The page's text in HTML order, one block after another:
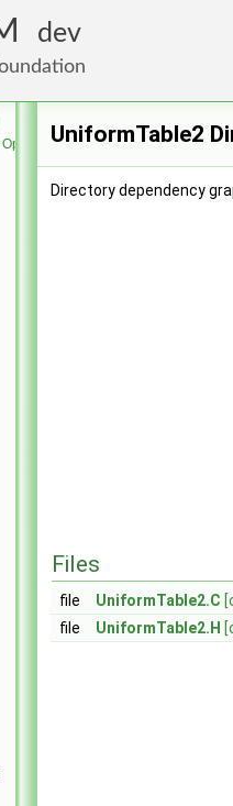
dev
Foundation
UniformTable2
Directory dependency
Files
file UniformTable2.C
file
UniformTable2.H